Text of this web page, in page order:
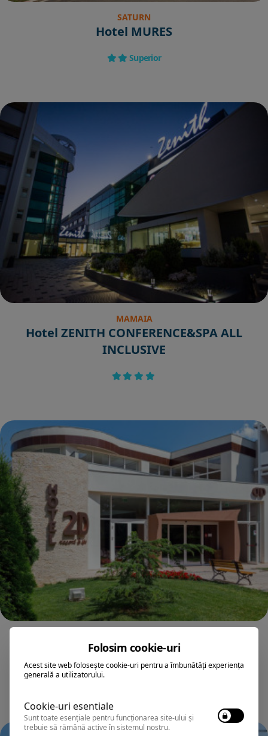
SATURN
Hotel MURES
Superior
MAMAIA
Hotel ZENITH CONFERENCE&SPA ALL
INCLUSIVE
Hotel 2D RESORT & SPA
Folosim cookie-uri
Acest site web folosește cookie-uri pentru a îmbunătăți experiența
generală a utilizatorului.
Cookie-uri esentiale
Sunt toate esențiale pentru funcționarea site-ului și
trebuie să rămână active în sistemul nostru.